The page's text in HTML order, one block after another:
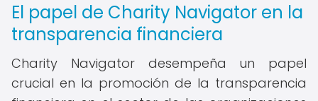
El papel de Charity Navigator en la
transparencia financiera
Charity Navigator desempeña un papel
crucial en la promoción de la transparencia